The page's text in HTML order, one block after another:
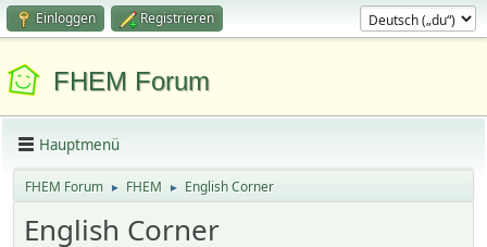
Einloggen Registrieren
FHEM Forum
Hauptmenü
FHEM Forum ► FHEM ► English Corner
English Corner